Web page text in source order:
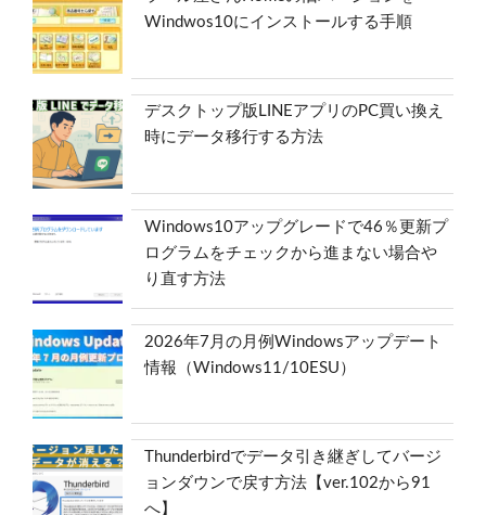
Windwos10にインストールする手順
デスクトップ版LINEアプリのPC買い換え
時にデータ移行する方法
Windows10アップグレードで46％更新プ
ログラムをチェックから進まない場合や
り直す方法
2026年7月の月例Windowsアップデート
情報（Windows11/10ESU）
Thunderbirdでデータ引き継ぎしてバージ
ョンダウンで戻す方法【ver.102から91
へ】